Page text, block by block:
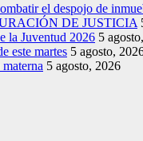
el despojo de
DE JUSTICIA
la Juventud 2026 5
este martes 5 agosto,
5 agosto, 2026